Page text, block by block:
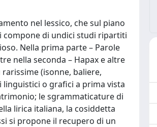
nel lessico, che sul piano
compone di undici studi ripartiti
Nella prima parte – Parole
nella seconda – Hapax e altre
(isonne, baliere,
linguistici o grafici a prima vista
le sgrammaticature di
lirica italiana, la cosiddetta
si propone il recupero di un